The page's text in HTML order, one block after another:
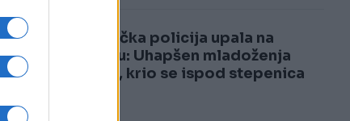
2
Njemačka policija upala na
svadbu: Uhapšen mladoženja
Marko, krio se ispod stepenica